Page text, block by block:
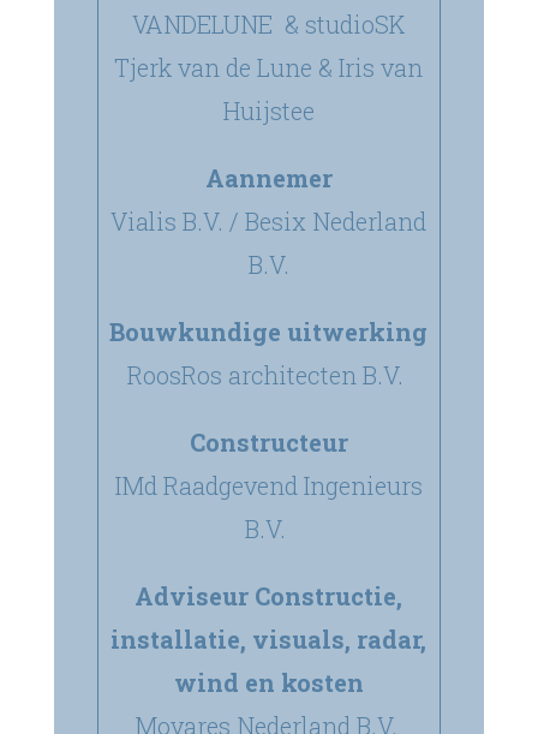
VANDELUNE & studioSK
Tjerk van de Lune & Iris van
Huijstee
Aannemer
Vialis B.V. / Besix Nederland
B.V.
Bouwkundige uitwerking
RoosRos architecten B.V.
Constructeur
IMd Raadgevend Ingenieurs
B.V.
Adviseur Constructie,
installatie, visuals, radar,
wind en kosten
Movares Nederland B.V.